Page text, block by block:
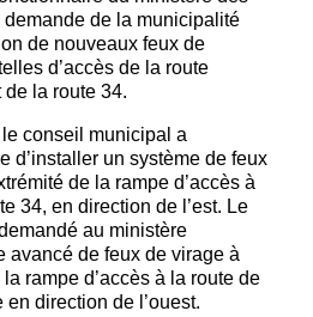
de la municipalité
de nouveaux feux de
d’accès de la route
la route 34.
conseil municipal a
d’installer un système de feux
de la rampe d’accès à
34, en direction de l’est. Le
au ministère
avancé de feux de virage à
rampe d’accès à la route de
en direction de l’ouest.